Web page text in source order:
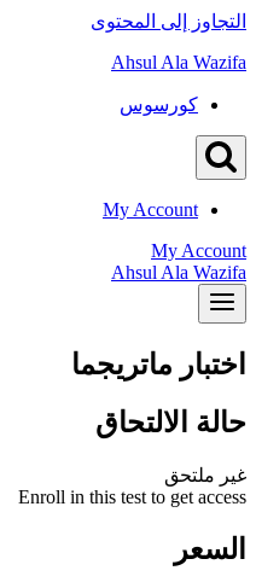
التجاوز إلى المحتوى
Ahsul Ala Wazifa
كورسوس
My Account
My Account
Ahsul Ala Wazifa
اختبار ماتريجما
حالة الالتحاق
غير ملتحق
Enroll in this test to get access
السعر